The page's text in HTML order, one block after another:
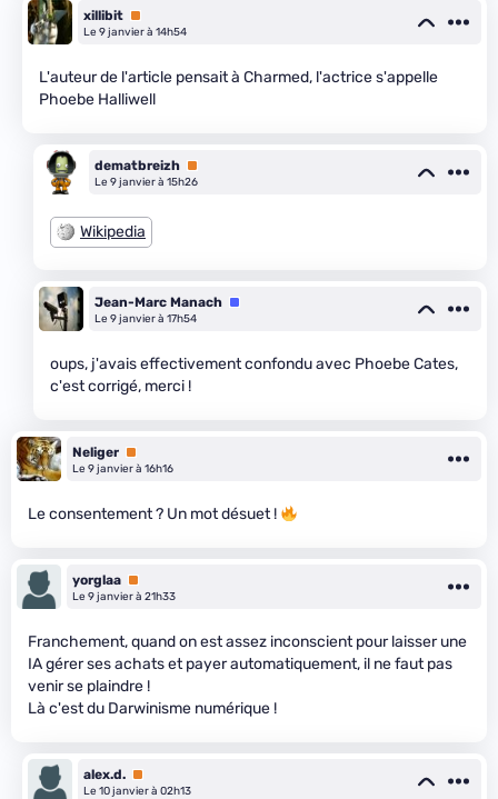
xillibit Premium
Le 9 janvier à 14h54
L'auteur de l'article pensait à Charmed, l'actrice s'appelle
Phoebe Halliwell
dematbreizh Premium
Le 9 janvier à 15h26
Wikipedia
Jean-Marc Manach Équipe
Le 9 janvier à 17h54
oups, j'avais effectivement confondu avec Phoebe Cates,
c'est corrigé, merci !
Neliger Premium
Le 9 janvier à 16h16
Le consentement ? Un mot désuet !
yorglaa Premium
Le 9 janvier à 21h33
Franchement, quand on est assez inconscient pour laisser une
IA gérer ses achats et payer automatiquement, il ne faut pas
venir se plaindre !
Là c'est du Darwinisme numérique !
alex.d. Premium
Le 10 janvier à 02h13